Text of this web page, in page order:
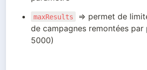
maxResults
⇒ permet de
de campagnes remontées par
5000)